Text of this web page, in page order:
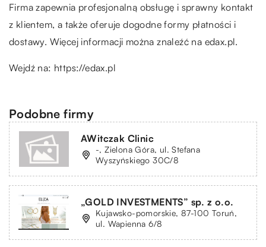
Firma zapewnia profesjonalną obsługę i sprawny kontakt
z klientem, a także oferuje dogodne formy płatności i
dostawy. Więcej informacji można znaleźć na edax.pl.
Wejdź na: https://edax.pl
Podobne firmy
AWitczak Clinic
-, Zielona Góra, ul. Stefana
Wyszyńskiego 30C/8
„GOLD INVESTMENTS” sp. z o.o.
Kujawsko-pomorskie, 87-100 Toruń,
ul. Wapienna 6/8